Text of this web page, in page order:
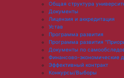
Общая структура
Документы
Лицензия и аккредитация
Устав
Программа развития
Программа развития
Документы по
Финансово-экономические
Эффективный контракт
Конкурсы/Выборы